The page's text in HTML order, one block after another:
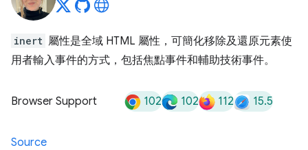
inert 屬性是全域 HTML 屬性，可簡化移除及還原元素使
用者輸入事件的方式，包括焦點事件和輔助技術事件。
Browser Support 102 102 112 15.5
Source